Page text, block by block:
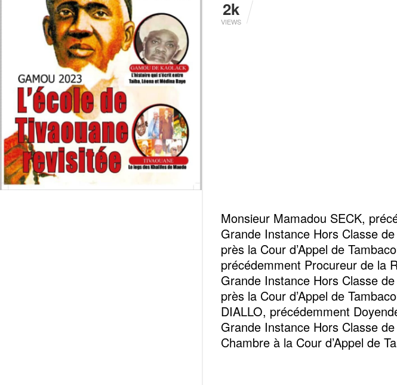
2k
VIEWS
Monsieur Mamadou SECK,
Grande Instance Hors Classe
près la Cour d’Appel de
précédemment Procureur de la
Grande Instance Hors Classe
près la Cour d’Appel de
DIALLO, précédemment
Grande Instance Hors Classe
Chambre à la Cour d’Appel de